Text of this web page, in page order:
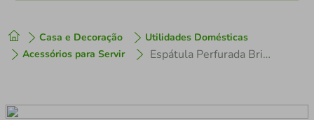
Casa e Decoração
Utilidades Domésticas
Acessórios para Servir
Espátula Perfurada Brinox Asti em Aço Inox
1º tenis